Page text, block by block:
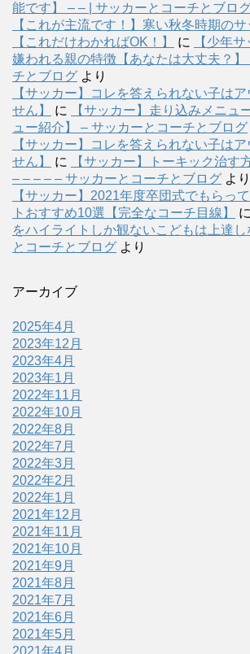
能です】 – – | サッカーとコーチとブロ
【これが主流です！】寒い秋冬時期の
【これだけわかればOK！】
に
【少年
嫌われる親の特徴【あなたは大丈夫？
チとブログ より
【サッカー】コレを答えられない子は
せん】
に
【サッカー】走り込みメニュ
ュー紹介】 – サッカーとコーチとブログ
【サッカー】コレを答えられない子は
せん】
に
【サッカー】トーキック治す
– – – – – サッカーとコーチとブログ より
【サッカー】2021年度卒団式でもらっ
トおすすめ10選【完全なコーチ目線】
に
をハイライトしか観ないこどもは上達
とコーチとブログ より
アーカイブ
2025年4月
2023年12月
2023年4月
2023年1月
2022年11月
2022年10月
2022年8月
2022年7月
2022年3月
2022年2月
2022年1月
2021年12月
2021年11月
2021年10月
2021年9月
2021年8月
2021年7月
2021年6月
2021年5月
2021年4月